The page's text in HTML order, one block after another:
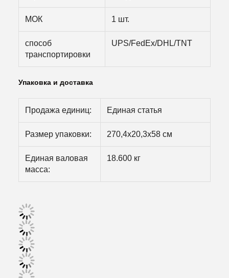
МОК 1 шт.
способ
транспортировки
UPS/FedEx/DHL/TNT
Упаковка и доставка
Продажа единиц: Единая статья
Размер упаковки: 270,4х20,3х58 см
Единая валовая
масса:
18.600 кг